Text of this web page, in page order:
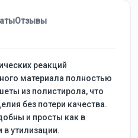
Отзывы
реакций
материала полностью
из полистирола, что
без потери качества.
и просты как в
в утилизации.